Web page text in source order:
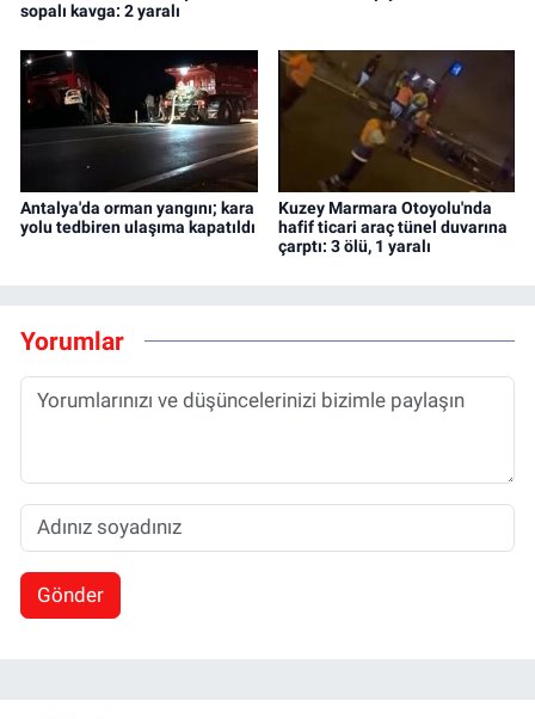
sopalı kavga: 2 yaralı
Antalya'da orman yangını; kara
yolu tedbiren ulaşıma kapatıldı
Kuzey Marmara Otoyolu'nda
hafif ticari araç tünel duvarına
çarptı: 3 ölü, 1 yaralı
Yorumlar
Gönder